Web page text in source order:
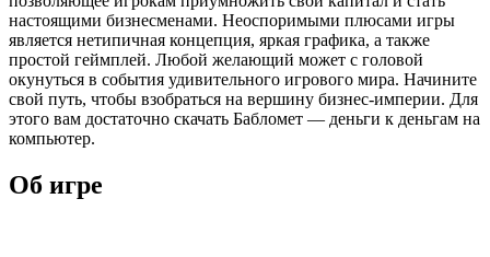
настоящими бизнесменами. Неоспоримыми плюсами игры
является нетипичная концепция, яркая графика, а также
простой геймплей. Любой желающий может с головой
окунуться в события удивительного игрового мира. Начините
свой путь, чтобы взобраться на вершину бизнес-империи. Для
этого вам достаточно скачать Бабломет — деньги к деньгам на
компьютер.
Об игре